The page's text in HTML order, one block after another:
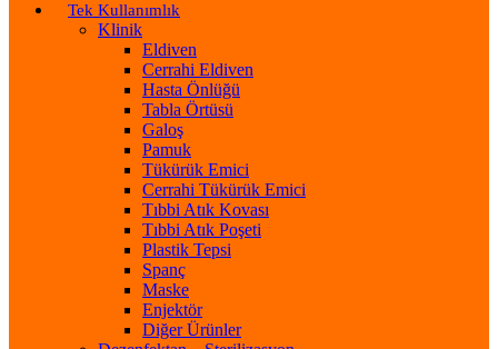
Tek Kullanımlık
Klinik
Eldiven
Cerrahi Eldiven
Hasta Önlüğü
Tabla Örtüsü
Galoş
Pamuk
Tükürük Emici
Cerrahi Tükürük Emici
Tıbbi Atık Kovası
Tıbbi Atık Poşeti
Plastik Tepsi
Spanç
Maske
Enjektör
Diğer Ürünler